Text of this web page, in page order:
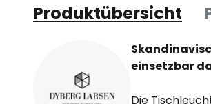
Produktübersicht
einsetzbar
Die